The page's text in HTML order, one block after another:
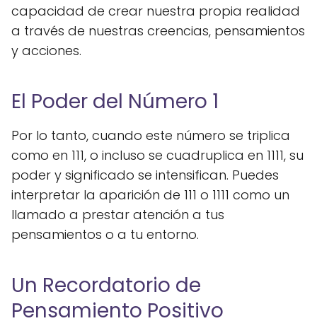
capacidad de crear nuestra propia realidad
a través de nuestras creencias, pensamientos
y acciones.
El Poder del Número 1
Por lo tanto, cuando este número se triplica
como en 111, o incluso se cuadruplica en 1111, su
poder y significado se intensifican. Puedes
interpretar la aparición de 111 o 1111 como un
llamado a prestar atención a tus
pensamientos o a tu entorno.
Un Recordatorio de
Pensamiento Positivo